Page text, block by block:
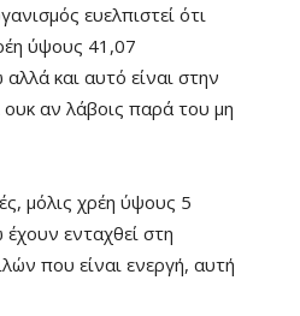
ευελπιστεί ότι
ύψους 41,07
και αυτό είναι στην
αν λάβοις παρά του μη
μόλις χρέη ύψους 5
ενταχθεί στη
που είναι ενεργή, αυτή